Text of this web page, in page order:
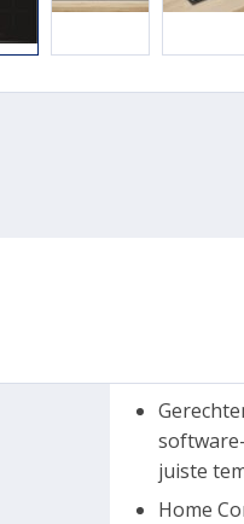
juiste
Home